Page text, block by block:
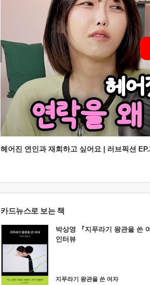
헤어진 연인과 재회하고 싶어요 | 러브픽션
카드뉴스로 보는 책
박상영 『지푸라기 왕관을 쓴
인터뷰
지푸라기 왕관을 쓴 여자